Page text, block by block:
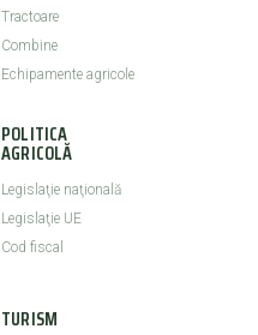
Tractoare
Combine
Echipamente agricole
POLITICA
AGRICOLĂ
Legislaţie naţională
Legislaţie UE
Cod fiscal
TURISM